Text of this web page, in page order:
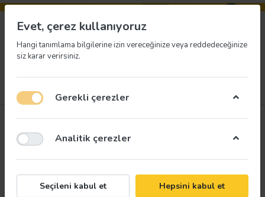
Evet, çerez kullanıyoruz
Hangi tanımlama bilgilerine izin vereceğinize veya reddedeceğinize
siz karar verirsiniz.
Gerekli çerezler
Analitik çerezler
Seçileni kabul et Hepsini kabul et